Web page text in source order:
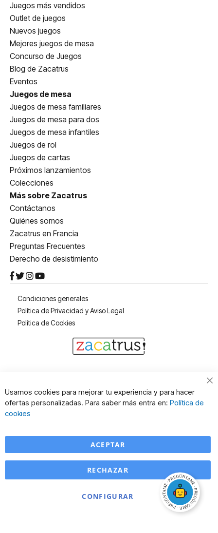
Juegos más vendidos
Outlet de juegos
Nuevos juegos
Mejores juegos de mesa
Concurso de Juegos
Blog de Zacatrus
Eventos
Juegos de mesa
Juegos de mesa familiares
Juegos de mesa para dos
Juegos de mesa infantiles
Juegos de rol
Juegos de cartas
Próximos lanzamientos
Colecciones
Más sobre Zacatrus
Contáctanos
Quiénes somos
Zacatrus en Francia
Preguntas Frecuentes
Derecho de desistimiento
Condiciones generales
Política de Privacidad y Aviso Legal
Política de Cookies
Usamos cookies para mejorar tu experiencia y para hacer
ofertas personalizadas. Para saber más entra en: Política de
cookies
ACEPTAR
CONFIGURAR
RECHAZAR